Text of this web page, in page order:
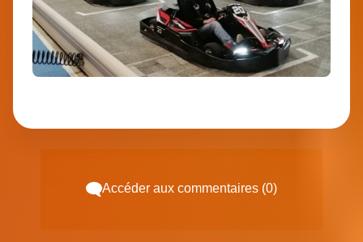
Accéder aux commentaires (0)